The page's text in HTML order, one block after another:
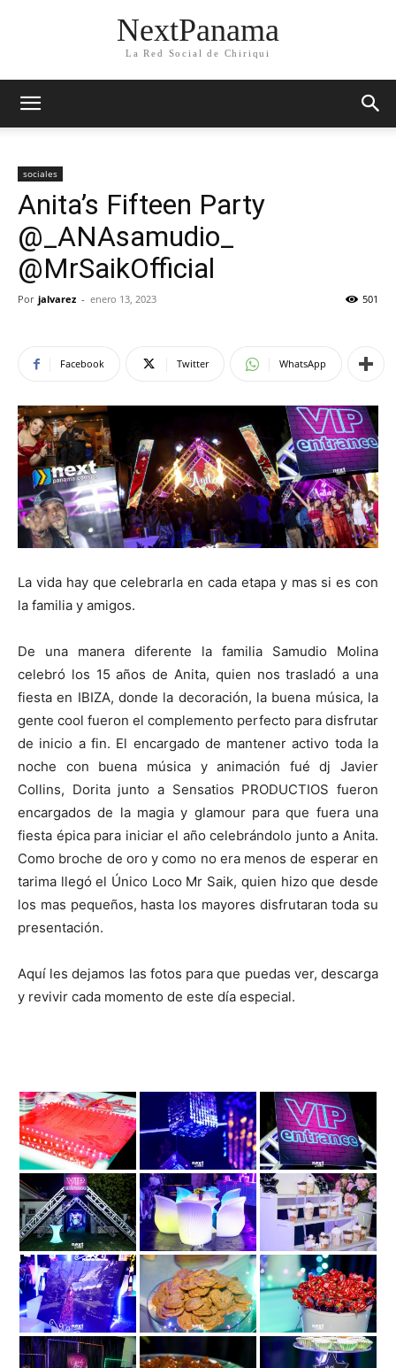
NextPanama
La Red Social de Chiriqui
sociales
Anita’s Fifteen Party
@_ANAsamudio_
@MrSaikOfficial
Por jalvarez - enero 13, 2023 501
Facebook Twitter WhatsApp
La vida hay que celebrarla en cada etapa y mas si es con
la familia y amigos.
De una manera diferente la familia Samudio Molina
celebró los 15 años de Anita, quien nos trasladó a una
fiesta en IBIZA, donde la decoración, la buena música, la
gente cool fueron el complemento perfecto para disfrutar
de inicio a fin. El encargado de mantener activo toda la
noche con buena música y animación fué dj Javier
Collins, Dorita junto a Sensatios PRODUCTIOS fueron
encargados de la magia y glamour para que fuera una
fiesta épica para iniciar el año celebrándolo junto a Anita.
Como broche de oro y como no era menos de esperar en
tarima llegó el Único Loco Mr Saik, quien hizo que desde
los mas pequeños, hasta los mayores disfrutaran toda su
presentación.
Aquí les dejamos las fotos para que puedas ver, descarga
y revivir cada momento de este día especial.